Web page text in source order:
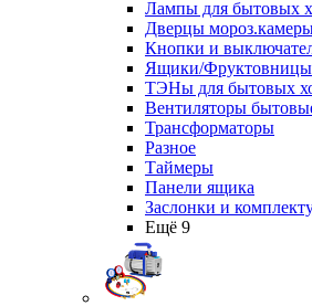
Лампы для бытовых
Дверцы
Кнопки и
Ящики/Фруктовницы
ТЭНы для бытовых
Вентиляторы
Трансформаторы
Разное
Таймеры
Панели ящика
Заслонки и
Ещё 9